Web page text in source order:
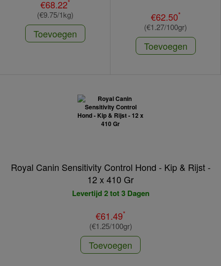
€68.22*
(€9.75/1kg)
Toevoegen
€62.50*
(€1.27/100gr)
Toevoegen
Royal Canin Sensitivity Control Hond - Kip & Rijst -
12 x 410 Gr
Levertijd 2 tot 3 Dagen
€61.49*
(€1.25/100gr)
Toevoegen